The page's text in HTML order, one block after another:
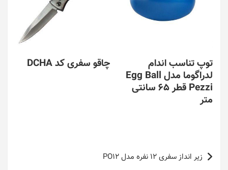
توپ تناسب اندام
لدراگوما مدل Egg Ball
Pezzi قطر 65 سانتی
متر
چاقو سفری کد DCHA
راهبری
نوشته
زیر انداز سفری 12 نفره مدل PO12